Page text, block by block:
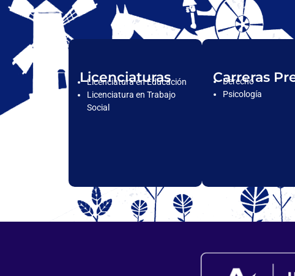
Licenciaturas
Licenciatura en Educación
Licenciatura en Trabajo
Social
Carreras
Derecho
Psicología